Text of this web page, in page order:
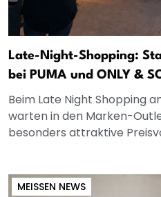
Late-Night-Shopping:
bei PUMA und ONLY &
Beim Late Night Shopping
warten in den Marken-
besonders attraktive
MEISSEN NEWS